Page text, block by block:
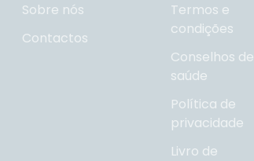
Sobre nós
Contactos
Termos e
condições
Conselhos de
saúde
Política de
privacidade
Livro de